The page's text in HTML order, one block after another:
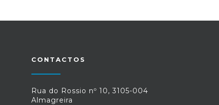
CONTACTOS
Rua do Rossio nº 10, 3105-004
Almagreira